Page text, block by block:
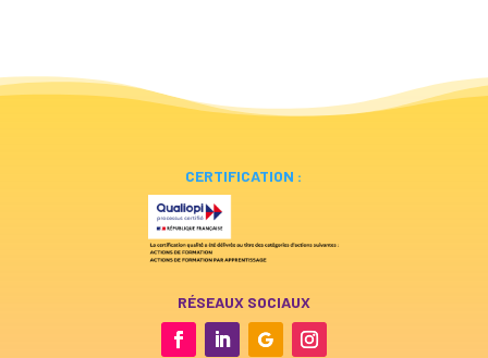
CERTIFICATION :
RÉSEAUX SOCIAUX